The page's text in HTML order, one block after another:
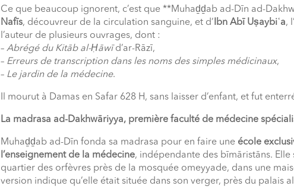
Ce que beaucoup ignorent, c’est que **Muhaḏḏab ad-Dīn ad-
Nafīs, découvreur de la circulation sanguine, et d’ Ibn Abī Uṣaybiʿa,
l’auteur de plusieurs ouvrages, dont :
– Abrégé du Kitāb al-Ḥāwīd’ar-Rāzī,
– Erreurs de transcription dans les noms des simples médicinaux,
– Le jardin de la médecine.
Il mourut à Damas en Safar 628 H, sans laisser d’enfant, et fut
La madrasa ad-Dakhwāriyya, première faculté de médecine
Muhaḏḏab ad-Dīn fonda sa madrasa pour en faire une école
l’enseignement de la médecine, indépendante des bīmāristāns. Elle
quartier des orfèvres près de la mosquée omeyyade, dans une
version indique qu’elle était située dans son verger, près du palais